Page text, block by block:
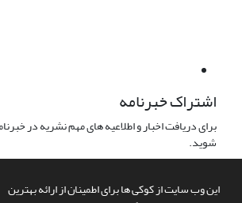
این وب سایت از کوکی ها برای اطمینان از ارائه بهترین
اشتراک خبرنامه
برای دریافت اخبار و اطلاعیه های مهم نشریه در
شوید.